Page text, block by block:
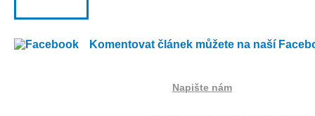
Komentovat článek můžete na naší
Napište nám